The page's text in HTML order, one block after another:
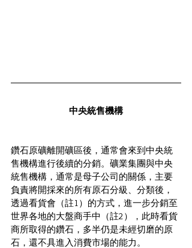
中央統售機構
鑽石原礦離開礦區後，通常會來到中央統
售機構進行後續的分銷。礦業集團與中央
統售機構，通常是母子公司的關係，主要
負責將開採來的所有原石分級、分類後，
透過看貨會（註1）的方式，進一步分銷至
世界各地的大盤商手中（註2），此時看貨
商所取得的鑽石，多半仍是未經切磨的原
石，還不具進入消費市場的能力。